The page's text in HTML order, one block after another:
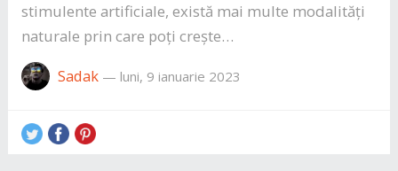
stimulente artificiale, există mai multe modalități
naturale prin care poți crește…
Sadak— luni, 9 ianuarie 2023